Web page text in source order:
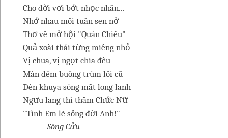
Cho đời vơi bớt nhọc nhằn...
Nhớ nhau mỗi tuần sen nở
Thơ về mở hội "Quán Chiều"
Quả xoài thái từng miếng nhỏ
Vị chua, vị ngọt chia đều
Màn đêm buông trùm lối cũ
Đèn khuya sóng mắt long lanh
Ngưu lang thì thầm Chức Nữ
"Tình Em lẽ sống đời Anh!"
Sông Cửu